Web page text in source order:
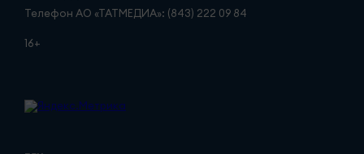
Телефон АО «ТАТМЕДИА»: (843) 222 09 84
16+